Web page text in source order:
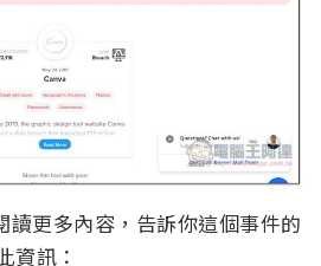
更多內容，告訴你這個事件的
資訊：